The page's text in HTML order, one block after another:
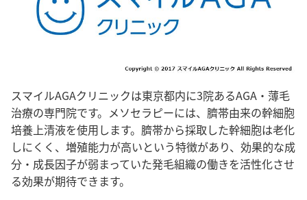
スマイルAGAクリニックは東京都内に3院あるAGA・薄毛
治療の専門院です。メソセラピーには、臍帯由来の幹細胞
培養上清液を使用します。 臍帯から採取した幹細胞は老化
しにくく、増殖能力が高いという特徴があり、効果的な成
分・成長因子が弱まっていた発毛組織の働きを活性化させ
る効果が期待できます。